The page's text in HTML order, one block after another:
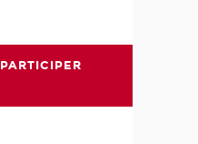
PARTICIPER